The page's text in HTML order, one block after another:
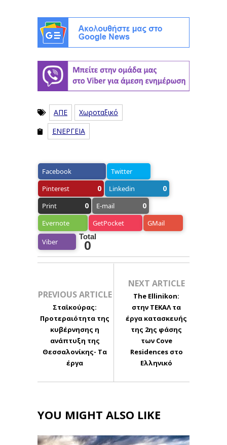
ΑΠΕ
Χωροταξικό
ΕΝΕΡΓΕΙΑ
Facebook
Twitter
Pinterest
0 Linkedin 0
Print 0 E-mail 0
Evernote GetPocket GMail
Viber
Total
0
PREVIOUS ARTICLE
Σταϊκούρας:
Προτεραιότητα της
κυβέρνησης η
ανάπτυξη της
Θεσσαλονίκης- Τα
έργα
NEXT ARTICLE
The Ellinikon:
στην ΤΕΚΑΛ τα
έργα κατασκευής
της 2ης φάσης
των Cove
Residences στο
Ελληνικό
YOU MIGHT ALSO LIKE